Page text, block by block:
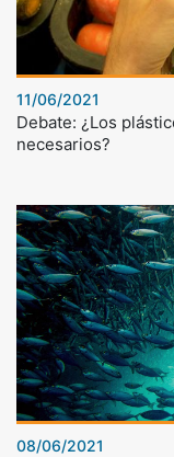
11/06/2021
Debate: ¿Los
necesarios?
08/06/2021